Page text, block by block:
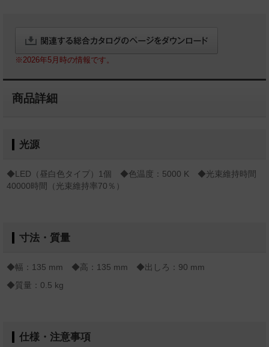
※2026年5月時の情報です。
商品詳細
光源
◆LED（昼白色タイプ）1個 ◆色温度：5000 K ◆光束維持時間
40000時間（光束維持率70％）
寸法・質量
◆幅：135 mm ◆高：135 mm ◆出しろ：90 mm
◆質量：0.5 kg
仕様・注意事項